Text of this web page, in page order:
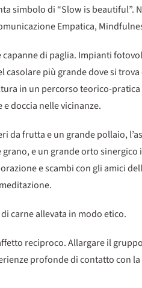
simbolo di “Slow is beautiful”.
Empatica,
capanne di paglia. Impianti
più grande dove si
in un percorso teorico-
doccia nelle vicinanze.
frutta e un grande pollaio,
e un grande orto
e scambi con gli amici
carne allevata in modo etico.
reciproco. Allargare il
profonde di contatto con